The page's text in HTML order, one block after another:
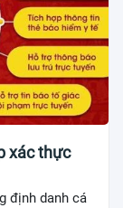
xác thực
định danh cá